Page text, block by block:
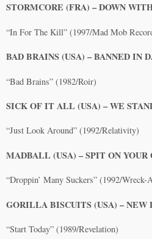
STORMCORE (FRA) – DOWN
“In For The Kill” (1997/Mad Mob
BAD BRAINS (USA) – BANNED IN
“Bad Brains” (1982/Roir)
SICK OF IT ALL (USA) – WE
“Just Look Around” (1992/Relativity)
MADBALL (USA) – SPIT ON YOUR
“Droppin’ Many Suckers” (1992/Wreck-
GORILLA BISCUITS (USA) – NEW
“Start Today” (1989/Revelation)